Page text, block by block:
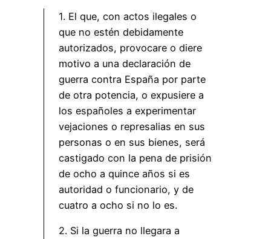
1. El que, con actos ilegales o
que no estén debidamente
autorizados, provocare o diere
motivo a una declaración de
guerra contra España por parte
de otra potencia, o expusiere a
los españoles a experimentar
vejaciones o represalias en sus
personas o en sus bienes, será
castigado con la pena de prisión
de ocho a quince años si es
autoridad o funcionario, y de
cuatro a ocho si no lo es.
2. Si la guerra no llegara a